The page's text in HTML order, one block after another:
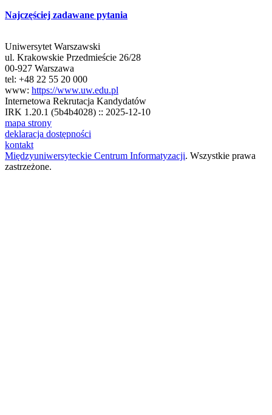
Najczęściej zadawane pytania
Uniwersytet Warszawski
ul. Krakowskie Przedmieście 26/28
00-927 Warszawa
tel: +48 22 55 20 000
www: https://www.uw.edu.pl
Internetowa Rekrutacja Kandydatów
IRK 1.20.1 (5b4b4028) :: 2025-12-10
mapa strony
deklaracja dostępności
kontakt
Międzyuniwersyteckie Centrum Informatyzacji. Wszystkie prawa
zastrzeżone.